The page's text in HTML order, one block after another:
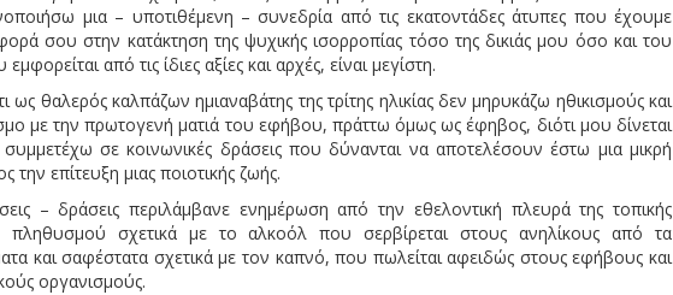
μια – υποτιθέμενη – συνεδρία από τις εκατοντάδες άτυπες που έχουμε
σου στην κατάκτηση της ψυχικής ισορροπίας τόσο της δικιάς μου όσο και του
από τις ίδιες αξίες και αρχές, είναι μεγίστη.
ως θαλερός καλπάζων ημιαναβάτης της τρίτης ηλικίας δεν μηρυκάζω ηθικισμούς και
με την πρωτογενή ματιά του εφήβου, πράττω όμως ως έφηβος, διότι μου δίνεται
σε κοινωνικές δράσεις που δύνανται να αποτελέσουν έστω μια μικρή
επίτευξη μιας ποιοτικής ζωής.
– δράσεις περιλάμβανε ενημέρωση από την εθελοντική πλευρά της τοπικής
πληθυσμού σχετικά με το αλκοόλ που σερβίρεται στους ανηλίκους από τα
και σαφέστατα σχετικά με τον καπνό, που πωλείται αφειδώς στους εφήβους και
οργανισμούς.